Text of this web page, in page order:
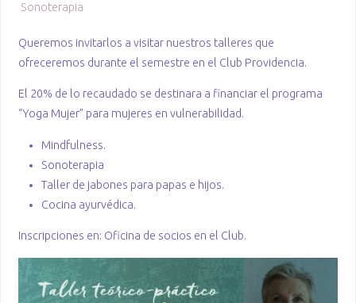
Sonoterapia
Queremos invitarlos a visitar nuestros talleres que
ofreceremos durante el semestre en el Club Providencia.
El 20% de lo recaudado se destinara a financiar el programa
“Yoga Mujer” para mujeres en vulnerabilidad.
Mindfulness.
Sonoterapia
Taller de jabones para papas e hijos.
Cocina ayurvédica.
Inscripciones en: Oficina de socios en el Club.